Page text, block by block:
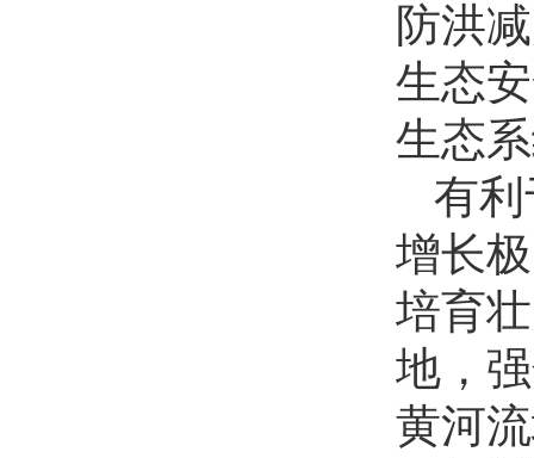
防洪
生态
生态
有
增长
培育
地，
黄河